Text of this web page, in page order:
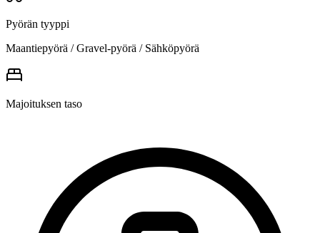
Pyörän tyyppi
Maantiepyörä / Gravel-pyörä / Sähköpyörä
Majoituksen taso